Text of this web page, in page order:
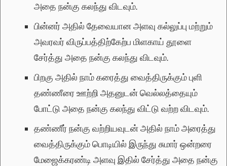
அதை நன்கு கலந்து விடவும்.
பின்னர் அதில் தேவையான அளவு கல்லுப்பு மற்றும்
அவரவர் விருப்பத்திற்கேற்ப மிளகாய் தூளை
சேர்த்து அதை நன்கு கலந்து விடவும்.
பிறகு அதில் நாம் கரைத்து வைத்திருக்கும் புளி
தண்ணீரை ஊற்றி அதனுடன் வெல்லத்தையும்
போட்டு அதை நன்கு கலந்து விட்டு வற்ற விடவும்.
தண்ணீர் நன்கு வற்றியவுடன் அதில் நாம் அரைத்து
வைத்திருக்கும் பொடியில் இருந்து சுமார் ஒன்றரை
மேஜைக்கரண்டி அளவு இதில் சேர்த்து அதை நன்கு